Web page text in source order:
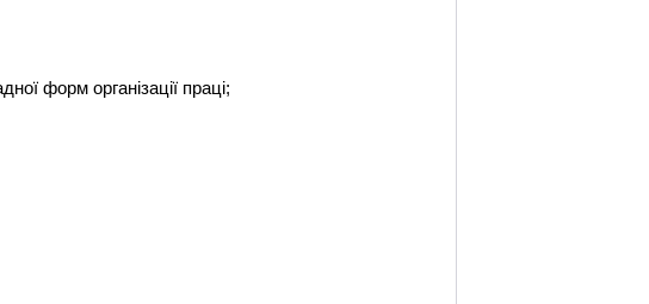
форм організації праці;